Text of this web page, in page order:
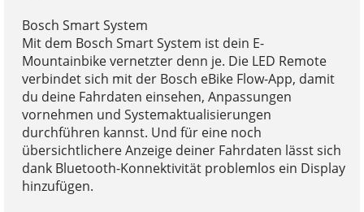
Bosch Smart System
Mit dem Bosch Smart System ist dein E-
Mountainbike vernetzter denn je. Die LED Remote
verbindet sich mit der Bosch eBike Flow-App, damit
du deine Fahrdaten einsehen, Anpassungen
vornehmen und Systemaktualisierungen
durchführen kannst. Und für eine noch
übersichtlichere Anzeige deiner Fahrdaten lässt sich
dank Bluetooth-Konnektivität problemlos ein Display
hinzufügen.